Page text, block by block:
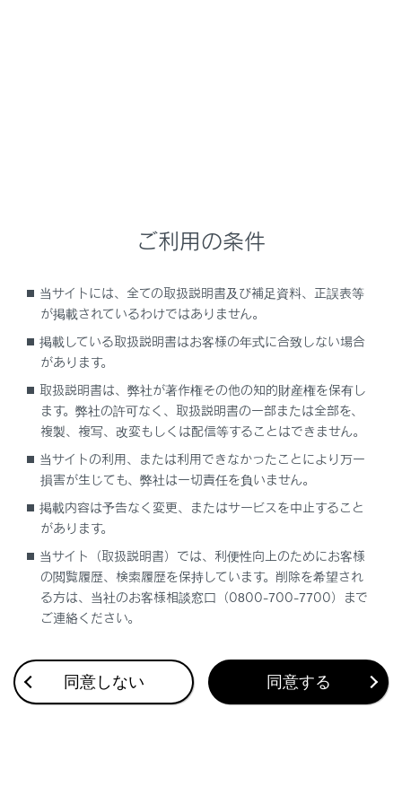
にフロントフォグランプを、後続車に自車の存在を知ら
操作のしかた
合わせて見られているページ
レーダークルーズコントロール
ドライブモードセレクトスイッチ
フルタイム4WD
このページは役に立ちましたか？
ご利用の条件
当サイトには、全ての取扱説明書及び補足資料、正誤表等
が掲載されているわけではありません。
掲載している取扱説明書はお客様の年式に合致しない場合
があります。
取扱説明書は、弊社が著作権その他の知的財産権を保有し
ます。弊社の許可なく、取扱説明書の一部または全部を、
複製、複写、改変もしくは配信等することはできません。
当サイトの利用、または利用できなかったことにより万一
損害が生じても、弊社は一切責任を負いません。
掲載内容は予告なく変更、またはサービスを中止すること
があります。
当サイト（取扱説明書）では、利便性向上のためにお客様
の閲覧履歴、検索履歴を保持しています。削除を希望され
る方は、当社のお客様相談窓口（0800-700-7700）まで
ご連絡ください。
同意しない 同意する